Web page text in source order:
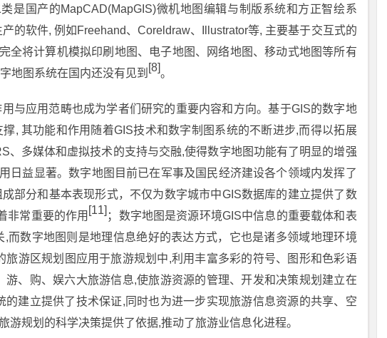
是国产的MapCAD(MapGIS)微机地图编辑与制版系统和方正智绘系
的软件, 例如Freehand、Coreldraw、Illustrator等, 主要基于交互式的
全将计算机模拟印刷地图、电子地图、网络地图、移动式地图等所有
地图系统在国内还没有见到 [8]。
与应用范畴也成为学者们研究的重要内容和方向。基于GIS的数字地
, 其功能和作用随着GIS技术和数字制图系统的不断进步,而得以拓展
、多媒体和虚拟技术的支持与交融,使得数字地图功能有了明显的增强
日益显著。数字地图目前已在军事及国民经济建设各个领域内发挥了
部分和基本表现形式，不仅为数字城市中GIS数据库的建立提供了数
非常重要的作用 [11] ；数字地图是资源环境GIS中信息的重要载体和表
而数字地图则是地理信息绝好的表达方式，它也是诸多领域地理环境
旅游区规划图应用于旅游规划中,利用丰富多彩的符号、图形和色彩语
、购、娱六大旅游信息,使旅游资源的管理、开发和决策规划建立在
建立提供了技术保证,同时也为进一步实现旅游信息资源的共享、空
游规划的科学决策提供了依据,推动了旅游业信息化进程。